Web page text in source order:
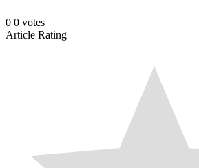
0 0 votes
Article Rating